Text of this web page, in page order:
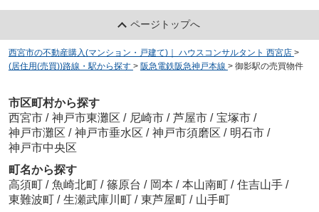
ページトップへ
西宮市の不動産購入(マンション・戸建て)｜ ハウスコンサルタント 西宮店 >
(居住用(売買))路線・駅から探す > 阪急電鉄阪急神戸本線 > 御影駅の売買物件
市区町村から探す
西宮市 / 神戸市東灘区 / 尼崎市 / 芦屋市 / 宝塚市 /
神戸市灘区 / 神戸市垂水区 / 神戸市須磨区 / 明石市 /
神戸市中央区
町名から探す
高須町 / 魚崎北町 / 篠原台 / 岡本 / 本山南町 / 住吉山手 /
東難波町 / 生瀬武庫川町 / 東芦屋町 / 山手町